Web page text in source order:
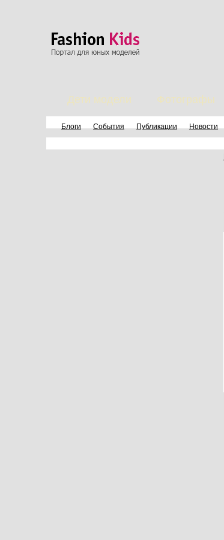
Дети модели Фотографы
Блоги События Публикации Новости